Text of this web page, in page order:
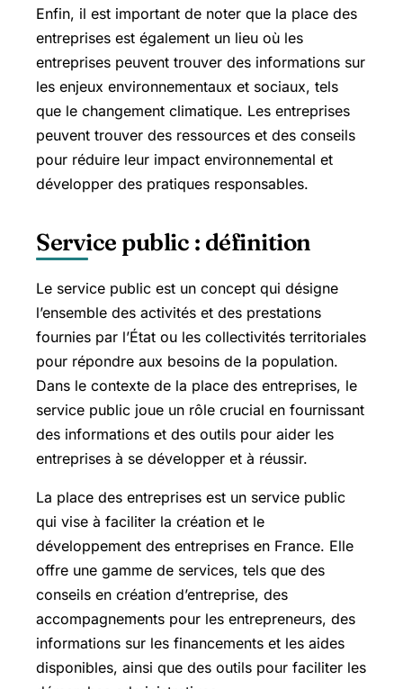
Enfin, il est important de noter que la place des
entreprises est également un lieu où les
entreprises peuvent trouver des informations sur
les enjeux environnementaux et sociaux, tels
que le changement climatique. Les entreprises
peuvent trouver des ressources et des conseils
pour réduire leur impact environnemental et
développer des pratiques responsables.
Service public : définition
Le service public est un concept qui désigne
l’ensemble des activités et des prestations
fournies par l’État ou les collectivités territoriales
pour répondre aux besoins de la population.
Dans le contexte de la place des entreprises, le
service public joue un rôle crucial en fournissant
des informations et des outils pour aider les
entreprises à se développer et à réussir.
La place des entreprises est un service public
qui vise à faciliter la création et le
développement des entreprises en France. Elle
offre une gamme de services, tels que des
conseils en création d’entreprise, des
accompagnements pour les entrepreneurs, des
informations sur les financements et les aides
disponibles, ainsi que des outils pour faciliter les